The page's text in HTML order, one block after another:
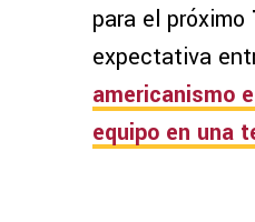
para el próximo
expectativa
americanismo
equipo en una